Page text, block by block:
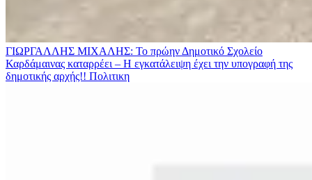
ΓΙΩΡΓΑΛΛΗΣ ΜΙΧΑΛΗΣ: Το πρώην Δημοτικό Σχολείο
Καρδάμαινας καταρρέει – Η εγκατάλειψη έχει την υπογραφή της
δημοτικής αρχής!! Πολιτικη